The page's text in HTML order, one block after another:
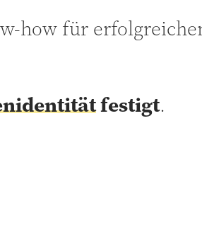
how für
festigt.